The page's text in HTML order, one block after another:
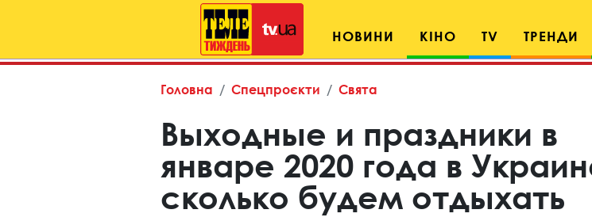
НОВИНИ КІНО TV ТРЕНДИ
Головна Спецпроєкти Свята
Выходные и праздники в
январе 2020 года в
сколько будем отдыхать